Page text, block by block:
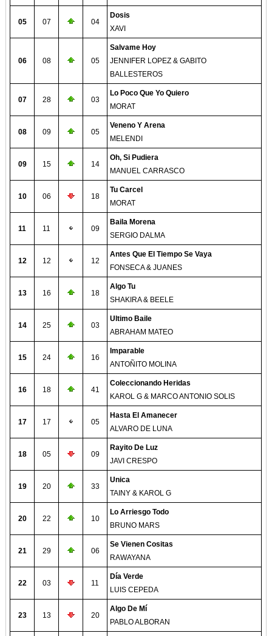
05 07 04
Dosis
XAVI
06 08 05
Salvame Hoy
JENNIFER LOPEZ & GABITO
BALLESTEROS
07 28 03
Lo Poco Que Yo Quiero
MORAT
08 09 05
Veneno Y Arena
MELENDI
09 15 14
Oh, Si Pudiera
MANUEL CARRASCO
10 06 18
Tu Carcel
MORAT
11 11 09
Baila Morena
SERGIO DALMA
12 12 12
Antes Que El Tiempo Se Vaya
FONSECA & JUANES
13 16 18
Algo Tu
SHAKIRA & BEELE
14 25 03
Ultimo Baile
ABRAHAM MATEO
15 24 16
Imparable
ANTOÑITO MOLINA
16 18 41
Coleccionando Heridas
KAROL G & MARCO ANTONIO SOLIS
17 17 05
Hasta El Amanecer
ALVARO DE LUNA
18 05 09
Rayito De Luz
JAVI CRESPO
19 20 33
Unica
TAINY & KAROL G
20 22 10
Lo Arriesgo Todo
BRUNO MARS
21 29 06
Se Vienen Cositas
RAWAYANA
22 03 11
Día Verde
LUIS CEPEDA
23 13 20
Algo De Mí
PABLO ALBORAN